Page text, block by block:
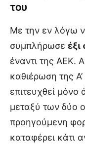
του
Με την εν λόγω
συμπλήρωσε έξι
έναντι της ΑΕΚ.
καθιέρωση της
επιτευχθεί
μεταξύ των δύο
προηγούμενη
καταφέρει κάτι